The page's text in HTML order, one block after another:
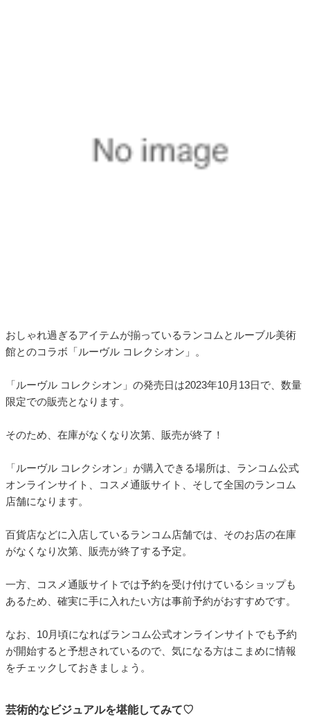
おしゃれ過ぎるアイテムが揃っているランコムとルーブル美術
館とのコラボ「ルーヴル コレクシオン」。
「ルーヴル コレクシオン」の発売日は2023年10月13日で、数量
限定での販売となります。
そのため、在庫がなくなり次第、販売が終了！
「ルーヴル コレクシオン」が購入できる場所は、ランコム公式
オンラインサイト、コスメ通販サイト、そして全国のランコム
店舗になります。
百貨店などに入店しているランコム店舗では、そのお店の在庫
がなくなり次第、販売が終了する予定。
一方、コスメ通販サイトでは予約を受け付けているショップも
あるため、確実に手に入れたい方は事前予約がおすすめです。
なお、10月頃になればランコム公式オンラインサイトでも予約
が開始すると予想されているので、気になる方はこまめに情報
をチェックしておきましょう。
芸術的なビジュアルを堪能してみて♡